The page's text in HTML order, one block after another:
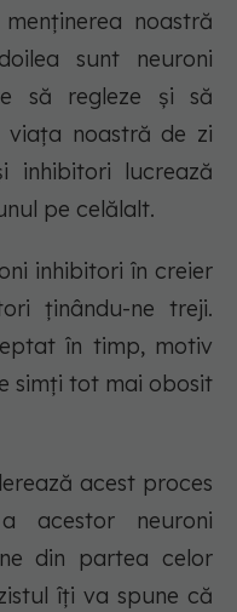
noastră
sunt neuroni
să regleze și să
viața noastră de zi
inhibitori lucrează
pe celălalt.
inhibitori în creier
ținându-ne treji.
în timp, motiv
simți tot mai obosit
acest proces
acestor neuroni
din partea celor
îți va spune că